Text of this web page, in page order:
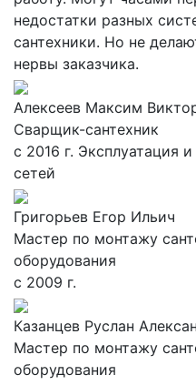
недостатки разных
сантехники. Но не
нервы заказчика.
Алексеев Максим
Сварщик-сантехник
с 2016 г. Эксплуатация
сетей
Григорьев Егор Ильич
Мастер по монтажу
оборудования
с 2009 г.
Казанцев Руслан
Мастер по монтажу
оборудования